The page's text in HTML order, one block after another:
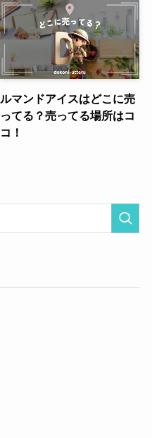
ルマンドアイスはどこに売
ってる？売ってる場所はコ
コ！